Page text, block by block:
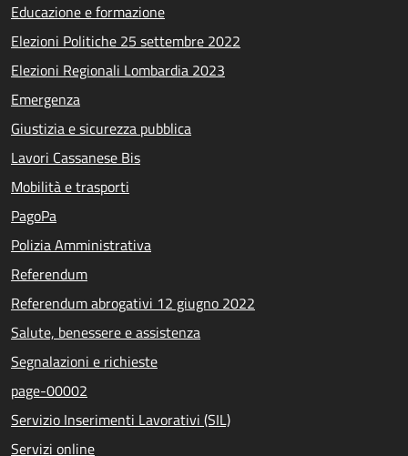
Educazione e formazione
Elezioni Politiche 25 settembre 2022
Elezioni Regionali Lombardia 2023
Emergenza
Giustizia e sicurezza pubblica
Lavori Cassanese Bis
Mobilità e trasporti
PagoPa
Polizia Amministrativa
Referendum
Referendum abrogativi 12 giugno 2022
Salute, benessere e assistenza
Segnalazioni e richieste
page-00002
Servizio Inserimenti Lavorativi (SIL)
Servizi online